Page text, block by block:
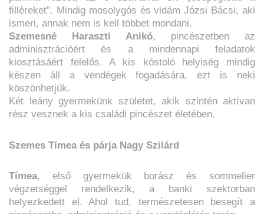
filléreket”. Mindig mosolygós és vidám Józsi Bácsi, aki
ismeri, annak nem is kell többet mondani.
Szemesné Haraszti Anikó, pincészetben az
adminisztrációért és a mindennapi feladatok
kiosztásáért felelős. A kis kóstoló helyiség mindig
készen áll a vendégek fogadására, ezt is neki
köszönhetjük.
Két leány gyermekünk születet, akik szintén aktívan
rész vesznek a kis családi pincészet életében.
Szemes Tímea és párja Nagy Szilárd
Tímea, első gyermekük borász és sommelier
végzetséggel rendelkezik, a banki szektorban
helyezkedett el. Ahol tud, természetesen besegít a